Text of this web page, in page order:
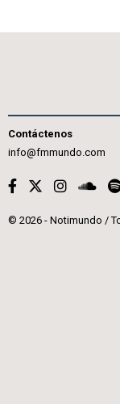
Contáctenos
info@fmmundo.com
© 2026 - Notimundo /